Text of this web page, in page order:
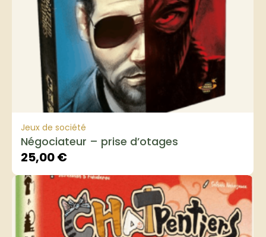
Jeux de société
Négociateur – prise d’otages
25,00€